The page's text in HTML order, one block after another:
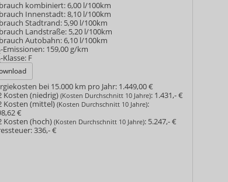
kombiniert:6,00 l/100km
Innenstadt:8,10 l/100km
Stadtrand: 5,90 l/100km
Landstraße: 5,20 l/100km
Autobahn:6,10 l/100km
-Emissionen: 159,00 g/km
-Klasse: F
bei 15.000 km pro Jahr: 1.449,00 €
Kosten (niedrig)(Kosten Durchschnitt 10 Jahre): 1.431,- €
Kosten (mittel)(Kosten Durchschnitt 10 Jahre):
€
Kosten (hoch)(Kosten Durchschnitt 10 Jahre): 5.247,- €
336,- €